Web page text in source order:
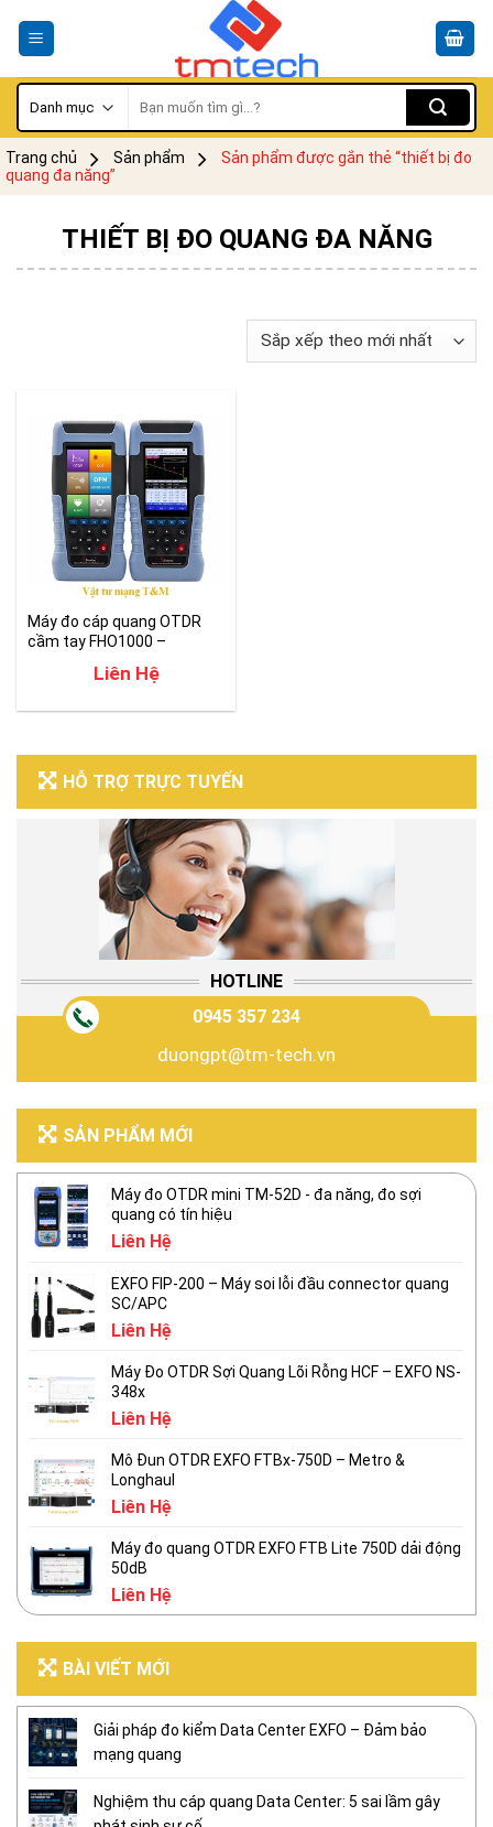
kiếm:
Trang chủ Sản phẩm
Sản phẩm được gắn thẻ “thiết bị đo
quang đa năng”
HỖ TRỢ TRỰC TUYẾN
HOTLINE
0945 357 234
duongpt@tm-tech.vn
SẢN PHẨM MỚI
Máy đo OTDR mini TM-52D - đa năng, đo sợi
quang có tín hiệu
Liên Hệ
EXFO FIP-200 – Máy soi lỗi đầu connector quang
SC/APC
Liên Hệ
Máy Đo OTDR Sợi Quang Lõi Rỗng HCF – EXFO NS-
348x
Liên Hệ
Mô Đun OTDR EXFO FTBx-750D – Metro &
Longhaul
Liên Hệ
Máy đo quang OTDR EXFO FTB Lite 750D dải động
50dB
Liên Hệ
BÀI VIẾT MỚI
Giải pháp đo kiểm Data Center EXFO – Đảm bảo
mạng quang
Nghiệm thu cáp quang Data Center: 5 sai lầm gây
THIẾT BỊ ĐO QUANG ĐA NĂNG
Máy đo cáp quang OTDR
cầm tay FHO1000 –
Liên Hệ